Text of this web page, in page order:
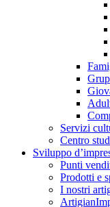
Servizi
Centro
Sviluppo
Punti
Prodotti e
I nostri